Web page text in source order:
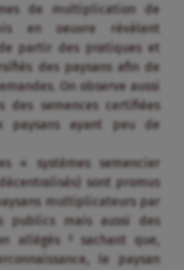
de multiplication de
en oeuvre révèlent
partir des pratiques et
des paysans afin de
On observe aussi
semences certifiées
paysans ayant peu de
« systèmes semencier
sont promus
multiplicateurs par
publics mais aussi des
allégés ² sachant que,
le paysan